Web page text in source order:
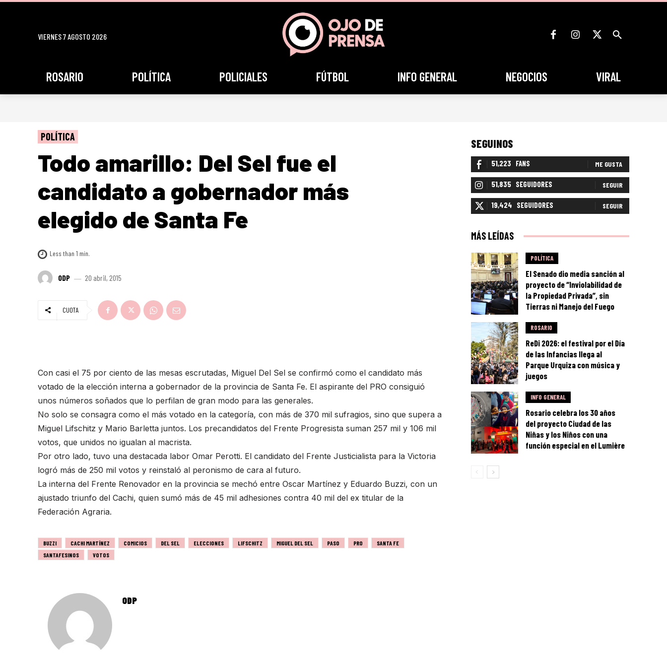
VIERNES 7 AGOSTO 2026
ROSARIO POLÍTICA POLICIALES FÚTBOL INFO GENERAL NEGOCIOS VIRAL
POLÍTICA
Todo amarillo: Del Sel fue el
candidato a gobernador más
elegido de Santa Fe
Less than 1 min.
ODP 20 abril, 2015
CUOTA
Con casi el 75 por ciento de las mesas escrutadas, Miguel Del Sel se confirmó como el candidato más
votado de la elección interna a gobernador de la provincia de Santa Fe. El aspirante del PRO consiguió
unos números soñados que lo perfilan de gran modo para las generales.
No solo se consagra como el más votado en la categoría, con más de 370 mil sufragios, sino que supera a
Miguel Lifschitz y Mario Barletta juntos. Los precandidatos del Frente Progresista suman 257 mil y 106 mil
votos, que unidos no igualan al macrista.
Por otro lado, tuvo una destacada labor Omar Perotti. El candidato del Frente Justicialista para la Victoria
logró más de 250 mil votos y reinstaló al peronismo de cara al futuro.
La interna del Frente Renovador en la provincia se mechó entre Oscar Martínez y Eduardo Buzzi, con un
ajustado triunfo del Cachi, quien sumó más de 45 mil adhesiones contra 40 mil del ex titular de la
Federación Agraria.
BUZZI CACHI MARTÍNEZ COMICIOS DEL SEL ELECCIONES LIFSCHITZ MIGUEL DEL SEL PASO PRO
SANTA FE
SANTAFESINOS
VOTOS
ODP
SEGUINOS
51,223 FANS ME GUSTA
51,835 SEGUIDORES SEGUIR
19,424 SEGUIDORES SEGUIR
MÁS LEÍDAS
POLÍTICA
El Senado dio media sanción al
proyecto de “Inviolabilidad de
la Propiedad Privada”, sin
Tierras ni Manejo del Fuego
ROSARIO
ReDi 2026: el festival por el Día
de las Infancias llega al
Parque Urquiza con música y
juegos
INFO GENERAL
Rosario celebra los 30 años
del proyecto Ciudad de las
Niñas y los Niños con una
función especial en el Lumière